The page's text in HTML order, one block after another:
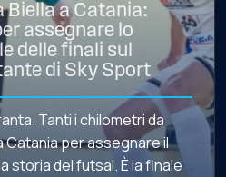
Biella a Catania:
assegnare lo
delle finali sul
di Sky Sport
Tanti i chilometri da
Catania per assegnare il
storia del futsal. È la finale